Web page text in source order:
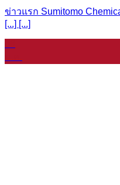
ข่าวแรก Sumitomo
[...] [...]